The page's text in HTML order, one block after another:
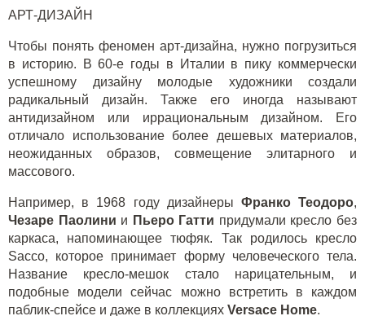
АРТ-ДИЗАЙН
Чтобы понять феномен арт-дизайна, нужно погрузиться
в историю. В 60-е годы в Италии в пику коммерчески
успешному дизайну молодые художники создали
радикальный дизайн. Также его иногда называют
антидизайном или иррациональным дизайном. Его
отличало использование более дешевых материалов,
неожиданных образов, совмещение элитарного и
массового.
Например, в 1968 году дизайнеры Франко Теодоро,
Чезаре Паолини и Пьеро Гатти придумали кресло без
каркаса, напоминающее тюфяк. Так родилось кресло
Sacco, которое принимает форму человеческого тела.
Название кресло-мешок стало нарицательным, и
подобные модели сейчас можно встретить в каждом
паблик-спейсе и даже в коллекциях Versace Home.